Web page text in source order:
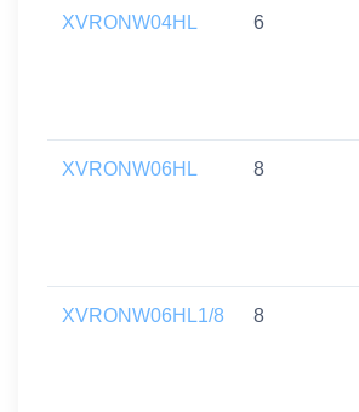
XVRONW04HL 6
XVRONW06HL 8
XVRONW06HL1/8 8